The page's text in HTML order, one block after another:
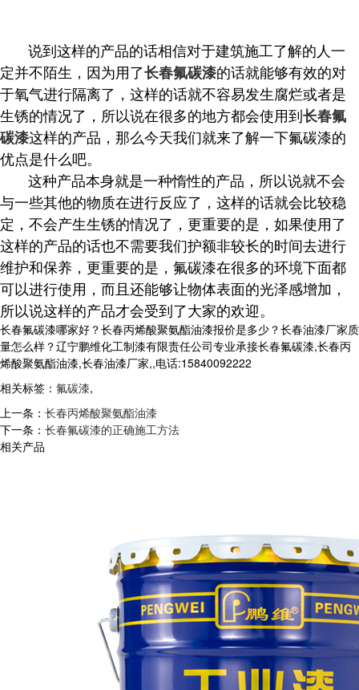
说到这样的产品的话相信对于建筑施工了解的人一
定并不陌生，因为用了长春氟碳漆的话就能够有效的对
于氧气进行隔离了，这样的话就不容易发生腐烂或者是
生锈的情况了，所以说在很多的地方都会使用到长春氟
碳漆这样的产品，那么今天我们就来了解一下氟碳漆的
优点是什么吧。
这种产品本身就是一种惰性的产品，所以说就不会
与一些其他的物质在进行反应了，这样的话就会比较稳
定，不会产生生锈的情况了，更重要的是，如果使用了
这样的产品的话也不需要我们护额非较长的时间去进行
维护和保养，更重要的是，氟碳漆在很多的环境下面都
可以进行使用，而且还能够让物体表面的光泽感增加，
所以说这样的产品才会受到了大家的欢迎。
长春氟碳漆哪家好？长春丙烯酸聚氨酯油漆报价是多少？长春油漆厂家质
量怎么样？辽宁鹏维化工制漆有限责任公司专业承接长春氟碳漆,长春丙
烯酸聚氨酯油漆,长春油漆厂家,,电话:15840092222
相关标签： 氟碳漆,
上一条： 长春丙烯酸聚氨酯油漆
下一条： 长春氟碳漆的正确施工方法
相关产品